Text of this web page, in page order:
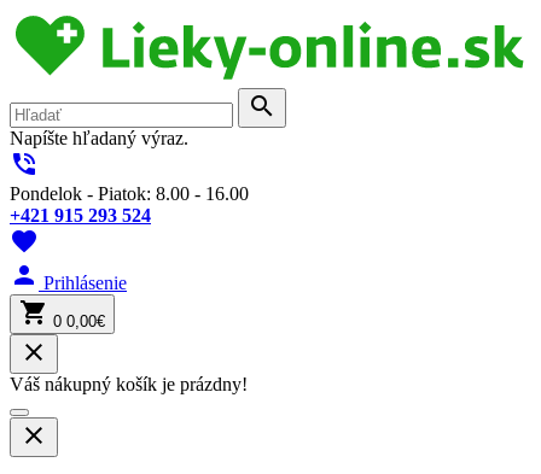
search
Napíšte hľadaný výraz.
phone_in_talk
Pondelok - Piatok: 8.00 - 16.00
+421 915 293 524
favorite
person Prihlásenie
shopping_cart 0 0,00€
close
Váš nákupný košík je prázdny!
close